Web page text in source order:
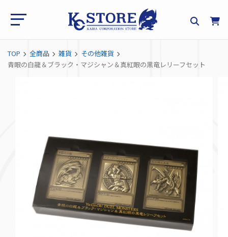
TOP 全商品 雑貨
その他雑貨
青眼の白龍＆ブラック・マジシャン＆真紅眼の黒竜レリーフセット